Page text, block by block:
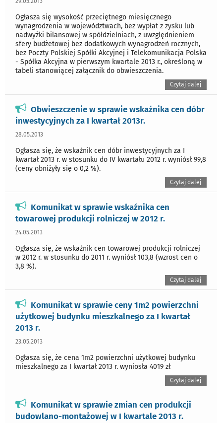
Ogłasza się wysokość przeciętnego miesięcznego
wynagrodzenia w województwach, bez wypłat z zysku lub
nadwyżki bilansowej w spółdzielniach, z uwzględnieniem
sfery budżetowej bez dodatkowych wynagrodzeń rocznych,
bez Poczty Polskiej Spółki Akcyjnej i Telekomunikacja Polska
- Spółka Akcyjna w pierwszym kwartale 2013 r., określoną w
tabeli stanowiącej załącznik do obwieszczenia.
Czytaj dalej
Obwieszczenie w sprawie wskaźnika cen dóbr
inwestycyjnych za I kwartał 2013r.
28.05.2013
Ogłasza się, że wskaźnik cen dóbr inwestycyjnych za I
kwartał 2013 r. w stosunku do IV kwartału 2012 r. wyniósł 99,8
(ceny obniżyły się o 0,2 %).
Czytaj dalej
Komunikat w sprawie wskaźnika cen
towarowej produkcji rolniczej w 2012 r.
24.05.2013
Ogłasza się, że wskaźnik cen towarowej produkcji rolniczej
w 2012 r. w stosunku do 2011 r. wyniósł 103,8 (wzrost cen o
3,8 %).
Czytaj dalej
Komunikat w sprawie ceny 1m2 powierzchni
użytkowej budynku mieszkalnego za I kwartał
2013 r.
23.05.2013
Ogłasza się, że cena 1m2 powierzchni użytkowej budynku
mieszkalnego za I kwartał 2013 r. wyniosła 4019 zł
Czytaj dalej
Komunikat w sprawie zmian cen produkcji
budowlano-montażowej w I kwartale 2013 r.